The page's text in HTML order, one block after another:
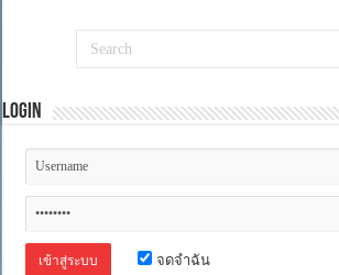
Login
จดจำฉัน